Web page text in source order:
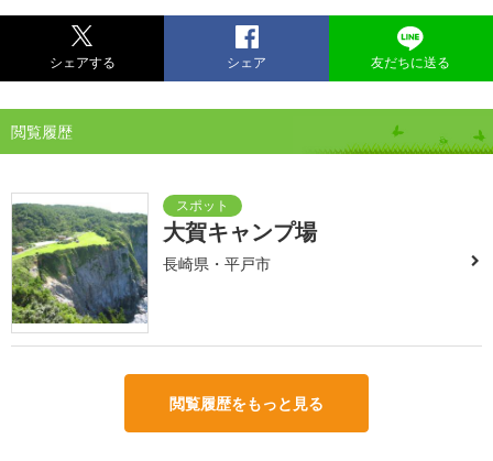
シェアする シェア 友だちに送る
閲覧履歴
大賀キャンプ場
長崎県・平戸市
閲覧履歴をもっと見る